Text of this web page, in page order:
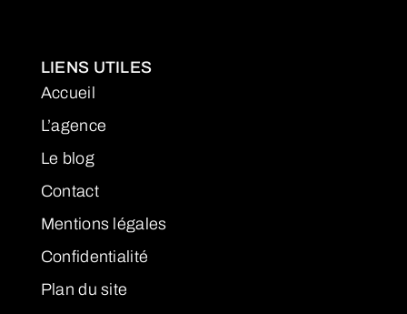
LIENS UTILES
Accueil
L’agence
Le blog
Contact
Mentions légales
Confidentialité
Plan du site